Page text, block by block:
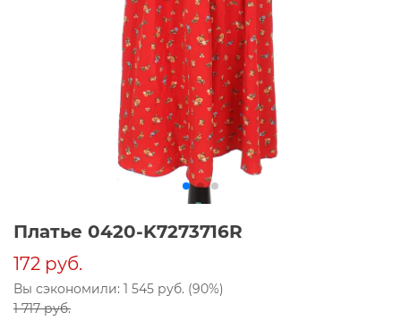
Платье 0420-K7273716R
172 руб.
Вы сэкономили: 1 545 руб. (90%)
1 717 руб.